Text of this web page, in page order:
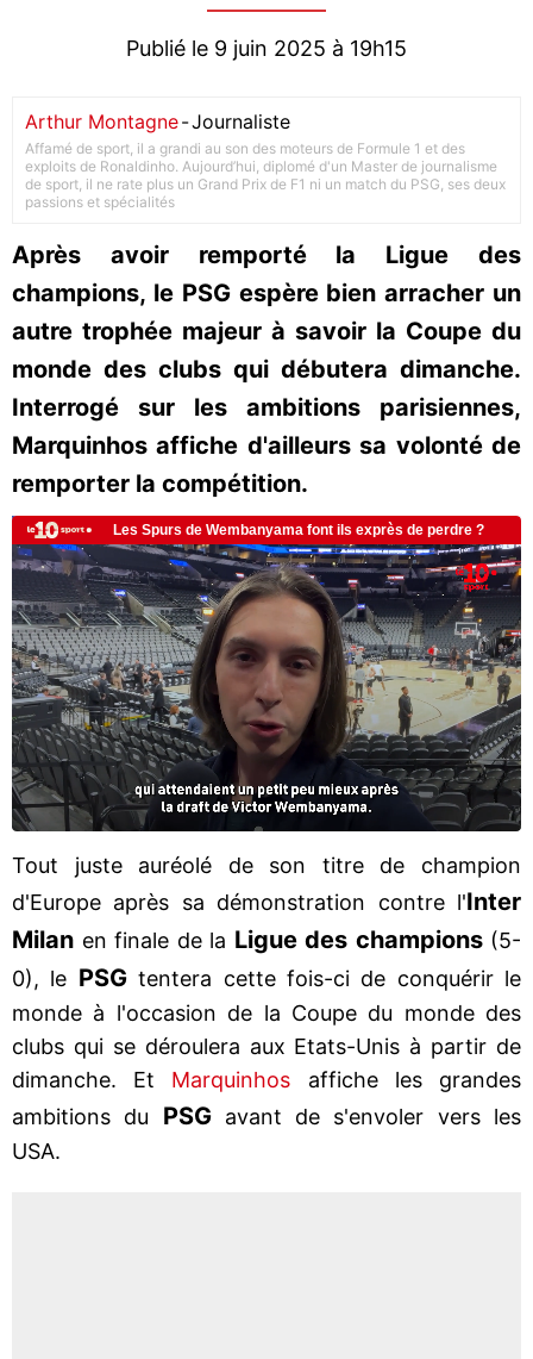
Publié le 9 juin 2025 à 19h15
Arthur Montagne-Journaliste
Affamé de sport, il a grandi au son des moteurs de Formule 1 et des
exploits de Ronaldinho. Aujourd’hui, diplomé d'un Master de journalisme
de sport, il ne rate plus un Grand Prix de F1 ni un match du PSG, ses deux
passions et spécialités
Après avoir remporté la Ligue des
champions, le PSG espère bien arracher un
autre trophée majeur à savoir la Coupe du
monde des clubs qui débutera dimanche.
Interrogé sur les ambitions parisiennes,
Marquinhos affiche d'ailleurs sa volonté de
remporter la compétition.
Tout juste auréolé de son titre de champion
d'Europe après sa démonstration contre l'Inter
Milan en finale de la Ligue des champions(5-
0), le PSGtentera cette fois-ci de conquérir le
monde à l'occasion de la Coupe du monde des
clubs qui se déroulera aux Etats-Unis à partir de
dimanche. Et Marquinhos affiche les grandes
ambitions du PSG avant de s'envoler vers les
USA.